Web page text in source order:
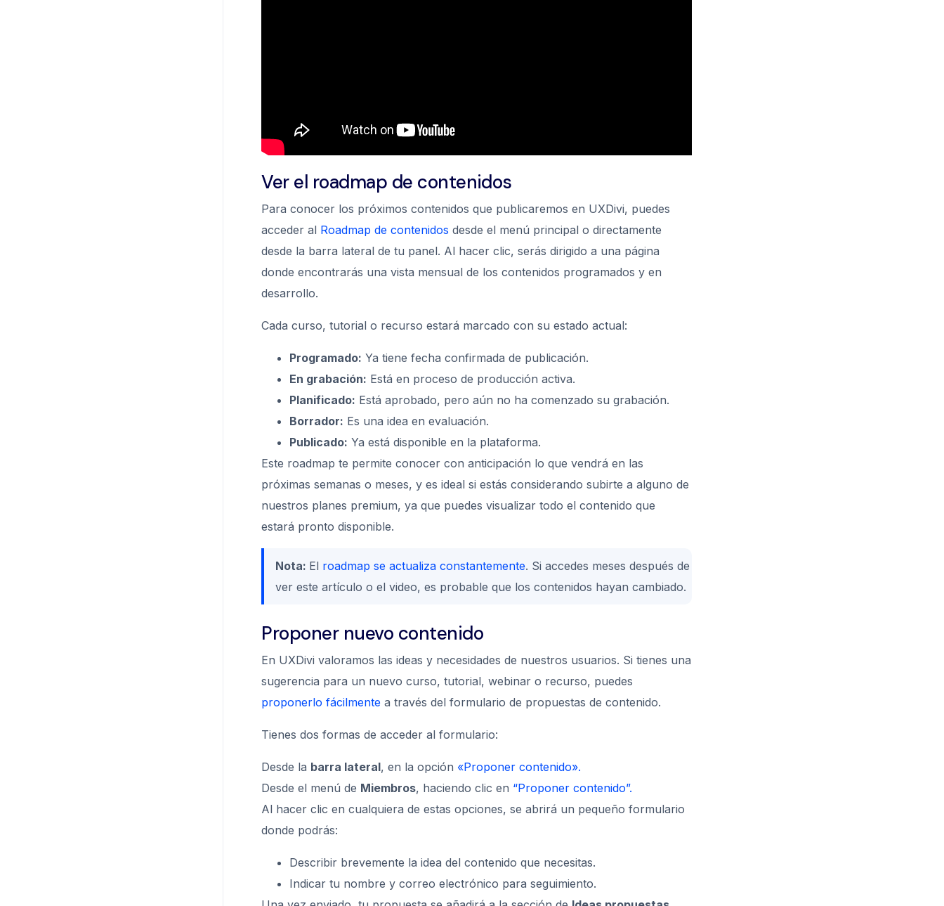
Ver el roadmap de contenidos
Para conocer los próximos contenidos que publicaremos en UXDivi, puedes
acceder al Roadmap de contenidos desde el menú principal o directamente
desde la barra lateral de tu panel. Al hacer clic, serás dirigido a una página
donde encontrarás una vista mensual de los contenidos programados y en
desarrollo.
Cada curso, tutorial o recurso estará marcado con su estado actual:
Programado: Ya tiene fecha confirmada de publicación.
En grabación: Está en proceso de producción activa.
Planificado: Está aprobado, pero aún no ha comenzado su grabación.
Borrador: Es una idea en evaluación.
Publicado: Ya está disponible en la plataforma.
Este roadmap te permite conocer con anticipación lo que vendrá en las
próximas semanas o meses, y es ideal si estás considerando subirte a alguno de
nuestros planes premium, ya que puedes visualizar todo el contenido que
estará pronto disponible.
Nota: El roadmap se actualiza constantemente. Si accedes meses después de
ver este artículo o el video, es probable que los contenidos hayan cambiado.
Proponer nuevo contenido
En UXDivi valoramos las ideas y necesidades de nuestros usuarios. Si tienes una
sugerencia para un nuevo curso, tutorial, webinar o recurso, puedes
proponerlo fácilmente a través del formulario de propuestas de contenido.
Tienes dos formas de acceder al formulario:
Desde la barra lateral, en la opción «Proponer contenido».
Desde el menú de Miembros, haciendo clic en “Proponer contenido”.
Al hacer clic en cualquiera de estas opciones, se abrirá un pequeño formulario
donde podrás:
Describir brevemente la idea del contenido que necesitas.
Indicar tu nombre y correo electrónico para seguimiento.